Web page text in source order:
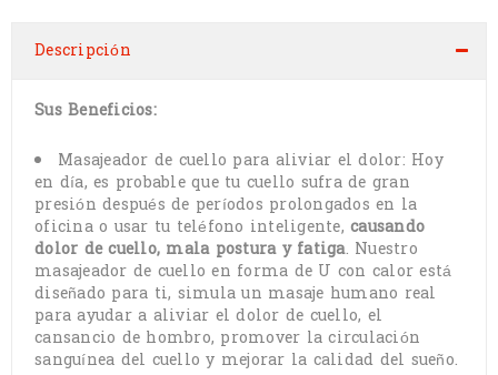
Descripción
Sus Beneficios:
Masajeador de cuello para aliviar el dolor: Hoy
en día, es probable que tu cuello sufra de gran
presión después de períodos prolongados en la
oficina o usar tu teléfono inteligente, causando
dolor de cuello, mala postura y fatiga. Nuestro
masajeador de cuello en forma de U con calor está
diseñado para ti, simula un masaje humano real
para ayudar a aliviar el dolor de cuello, el
cansancio de hombro, promover la circulación
sanguínea del cuello y mejorar la calidad del sueño.